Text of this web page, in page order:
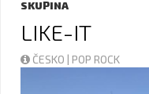
SKUPINA
LIKE-IT
ČESKO | POP ROCK